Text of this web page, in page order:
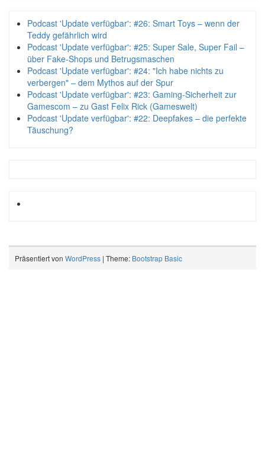
Podcast 'Update verfügbar': #26: Smart Toys – wenn der
Teddy gefährlich wird
Podcast 'Update verfügbar': #25: Super Sale, Super Fail –
über Fake-Shops und Betrugsmaschen
Podcast 'Update verfügbar': #24: "Ich habe nichts zu
verbergen" – dem Mythos auf der Spur
Podcast 'Update verfügbar': #23: Gaming-Sicherheit zur
Gamescom – zu Gast Felix Rick (Gameswelt)
Podcast 'Update verfügbar': #22: Deepfakes – die perfekte
Täuschung?
Präsentiert von WordPress | Theme: Bootstrap Basic